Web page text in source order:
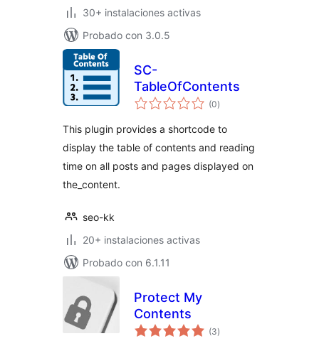
30+ instalaciones activas
Probado con 3.0.5
SC-
TableOfContents
(0total
de
)
This plugin provides a shortcode to
display the table of contents and reading
time on all posts and pages displayed on
the_content.
seo-kk
20+ instalaciones activas
Probado con 6.1.11
Protect My
Contents
(3total
de
)